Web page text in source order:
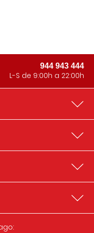
944 943 444
L-S de 9:00h a 22:00h